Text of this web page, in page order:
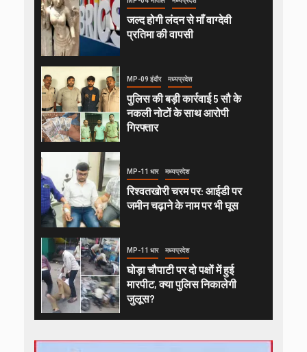
जल्द होगी लंदन से माँ वाग्देवी
प्रतिमा की वापसी
MP-09 इंदौर मध्यप्रदेश
पुलिस की बड़ी कार्रवाई 5 सौ के
नकली नोटों के साथ आरोपी
गिरफ्तार
MP-11 धार मध्यप्रदेश
रिश्वतखोरी चरम पर: आईडी पर
जमीन चढ़ाने के नाम पर भी घूस
MP-11 धार मध्यप्रदेश
घोड़ा चौपाटी पर दो पक्षों में हुई
मारपीट, क्या पुलिस निकालेगी
जुलूस?